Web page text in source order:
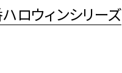
ロウィンシリーズ